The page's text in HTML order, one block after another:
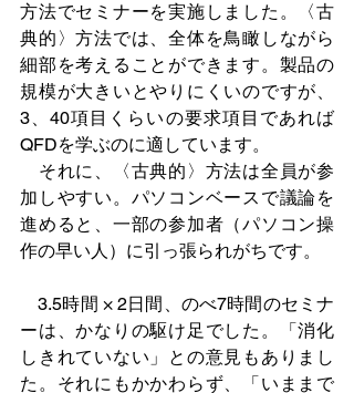
方法でセミナーを実施しました。〈古
典的〉方法では、全体を鳥瞰しながら
細部を考えることができます。製品の
規模が大きいとやりにくいのですが、
3、40項目くらいの要求項目であれば
QFDを学ぶのに適しています。
それに、〈古典的〉方法は全員が参
加しやすい。パソコンベースで議論を
進めると、一部の参加者（パソコン操
作の早い人）に引っ張られがちです。
3.5時間 × 2日間、のべ7時間のセミナ
ーは、かなりの駆け足でした。「消化
しきれていない」との意見もありまし
た。それにもかかわらず、「いままで